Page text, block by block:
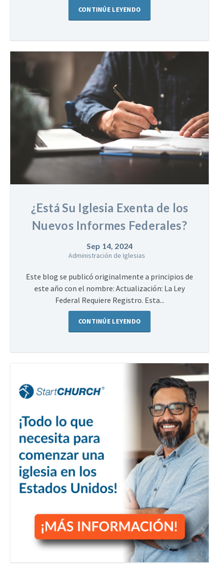
CONTINÚE LEYENDO
¿Está Su Iglesia Exenta de los
Nuevos Informes Federales?
Sep 14, 2024
Administración de Iglesias
Este blog se publicó originalmente a principios de
este año con el nombre: Actualización: La Ley
Federal Requiere Registro. Esta...
CONTINÚE LEYENDO